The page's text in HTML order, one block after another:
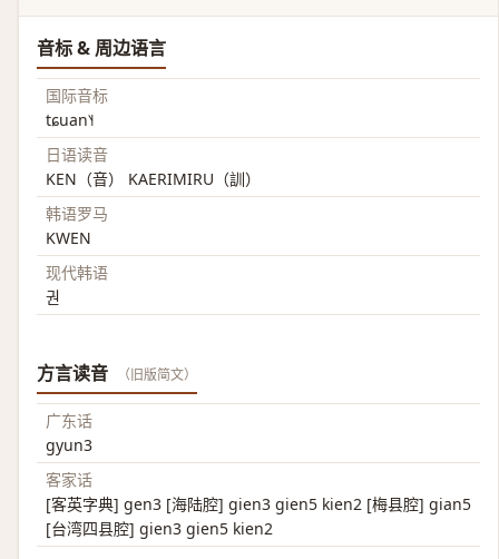
音标 & 周边语言
国际音标
tɕuan˥˧
日语读音
KEN（音） KAERIMIRU（訓）
韩语罗马
KWEN
现代韩语
권
方言读音 （旧版简文）
广东话
gyun3
客家话
[客英字典] gen3 [海陆腔] gien3 gien5 kien2 [梅县腔] gian5
[台湾四县腔] gien3 gien5 kien2